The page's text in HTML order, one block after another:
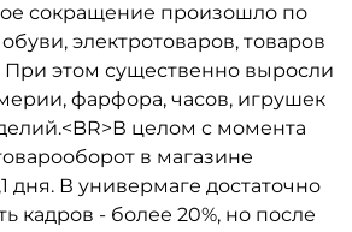
сокращение произошло по
электротоваров, товаров
При этом существенно выросли
фарфора, часов, игрушек
целом с момента
в магазине
дня. В универмаге достаточно
кадров - более 20%, но после